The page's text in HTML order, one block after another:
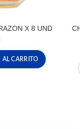
X 8 UND
X 8 UND cantidad
AL CARRITO